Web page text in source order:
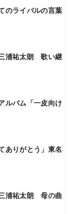
のライバルの言葉
浦祐太朗 歌い継
ルバム「一皮向け
ありがとう」東名
浦祐太朗 母の曲